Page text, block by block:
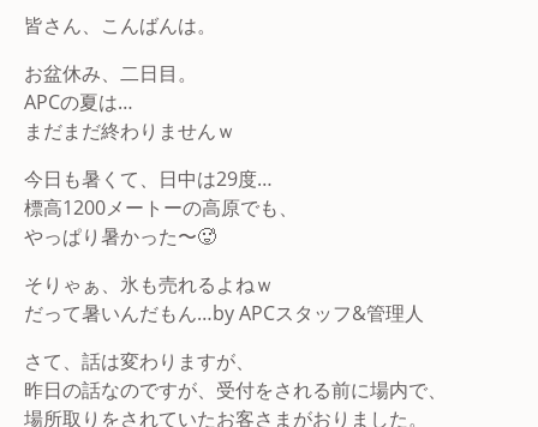
皆さん、こんばんは。
お盆休み、二日目。
APCの夏は…
まだまだ終わりませんｗ
今日も暑くて、日中は29度…
標高1200メートーの高原でも、
やっぱり暑かった〜🥵
そりゃぁ、氷も売れるよねｗ
だって暑いんだもん…by APCスタッフ&管理人
さて、話は変わりますが、
昨日の話なのですが、受付をされる前に場内で、
場所取りをされていたお客さまがおりました。